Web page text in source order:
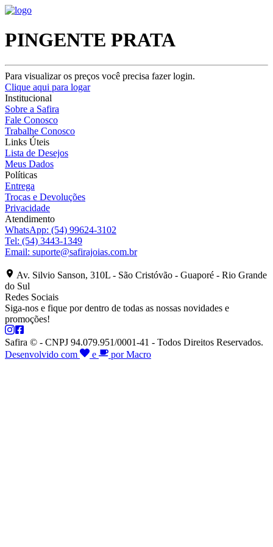
PINGENTE PRATA
Para visualizar os preços você precisa fazer login.
Clique aqui para logar
Institucional
Sobre a Safira
Fale Conosco
Trabalhe Conosco
Links Úteis
Lista de Desejos
Meus Dados
Políticas
Entrega
Trocas e Devoluções
Privacidade
Atendimento
WhatsApp: (54) 99624-3102
Tel: (54) 3443-1349
Email: suporte@safirajoias.com.br
Av. Silvio Sanson, 310L - São Cristóvão - Guaporé - Rio Grande
do Sul
Redes Sociais
Siga-nos e fique por dentro de todas as nossas novidades e
promoções!
Safira © - CNPJ 94.079.951/0001-41 - Todos Direitos Reservados.
Desenvolvido com
e por Macro